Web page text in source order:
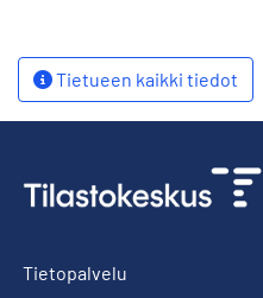
Tietueen kaikki tiedot
Tietopalvelu